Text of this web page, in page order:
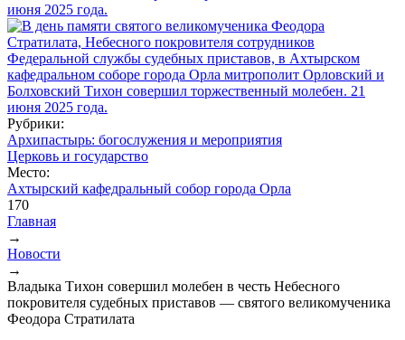
Рубрики:
Архипастырь: богослужения и мероприятия
Церковь и государство
Место:
Ахтырский кафедральный собор города Орла
170
Вы здесь
Главная
→
Новости
→
Владыка Тихон совершил молебен в честь Небесного
покровителя судебных приставов — святого великомученика
Феодора Стратилата